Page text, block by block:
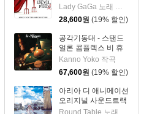
from the Motion
Picture The Devil
Wears Prada 2)
Lady GaGa 노래 외 12명
28,600원 (19% 할인)
공각기동대 - 스탠드
얼론 콤플렉스 비 휴
먼 애니메이션 음악
(Ghost In The Shell
STAND ALONE
COMPLEX be
Human) [2LP]
Kanno Yoko 작곡
67,600원 (19% 할인)
아리아 디 애니메이션
오리지널 사운드트랙
(ARIA The
Round Table 노래 외 3명